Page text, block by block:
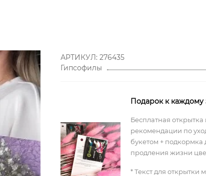
АРТИКУЛ: 276435
Гипсофилы
Подарок к каждому
Бесплатная открытка
рекомендации по
букетом + подкормка
продления жизни
* Текст для открытки